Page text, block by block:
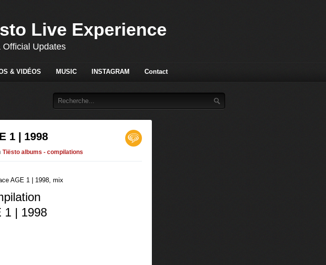
Live Experience
Official Updates
& VIDÉOS MUSIC INSTAGRAM Contact
1 | 1998
Tiësto albums - compilations
1 | 1998